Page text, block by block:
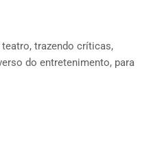
trazendo críticas,
do entretenimento, para